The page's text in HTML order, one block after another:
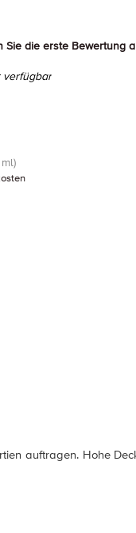
Sie die erste Bewertung
verfügbar
auftragen. Hohe